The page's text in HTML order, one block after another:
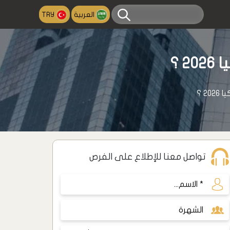
العربية TRY
؟
؟
تواصل معنا للإطلاع على الفرص